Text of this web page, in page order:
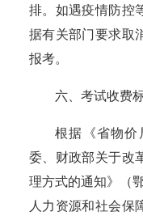
排。如遇疫情防控
据有关部门要求取
报考。
六、考试收费
根据《省物价
委、财政部关于改
理方式的通知》（
人力资源和社会保